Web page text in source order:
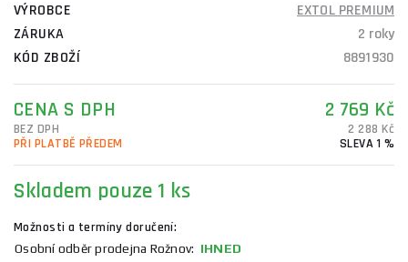
VÝROBCE
EXTOL PREMIUM
ZÁRUKA
2 roky
KÓD ZBOŽÍ
8891930
CENA S DPH 2 769 Kč
BEZ DPH
2 288 Kč
PŘI PLATBĚ PŘEDEM
SLEVA 1 %
Skladem pouze 1 ks
Možnosti a termíny doručení:
Osobní odběr prodejna Rožnov: IHNED